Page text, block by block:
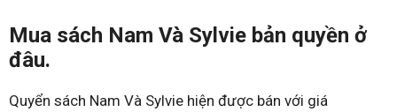
Mua sách Nam Và Sylvie bản quyền ở
đâu.
Quyển sách Nam Và Sylvie hiện được bán với giá